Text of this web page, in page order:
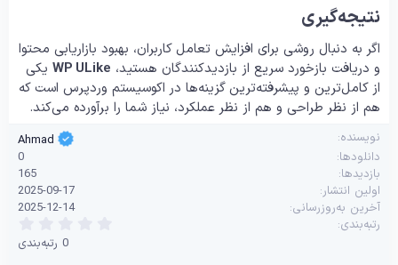
نتیجه‌گیری
اگر به دنبال روشی برای افزایش تعامل کاربران، بهبود بازاریابی محتوا
و دریافت بازخورد سریع از بازدیدکنندگان هستید، WP ULike یکی
از کامل‌ترین و پیشرفته‌ترین گزینه‌ها در اکوسیستم وردپرس است که
هم از نظر طراحی و هم از نظر عملکرد، نیاز شما را برآورده می‌کند.
نویسنده
Ahmad
دانلودها
0
بازدیدها
165
اولین انتشار
2025-09-17
آخرین به‌روزرسانی
2025-12-14
رتبه‌بندی
0 رتبه‌بندی